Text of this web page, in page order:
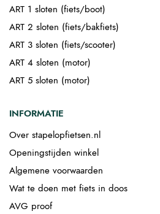
ART 1 sloten (fiets/boot)
ART 2 sloten (fiets/bakfiets)
ART 3 sloten (fiets/scooter)
ART 4 sloten (motor)
ART 5 sloten (motor)
INFORMATIE
Over stapelopfietsen.nl
Openingstijden winkel
Algemene voorwaarden
Wat te doen met fiets in doos
AVG proof